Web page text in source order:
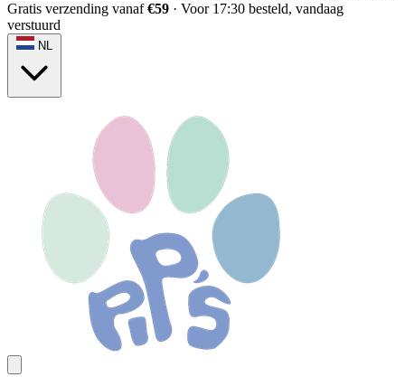
Gratis verzending vanaf€59 · Voor 17:30 besteld, vandaag
verstuurd
NL